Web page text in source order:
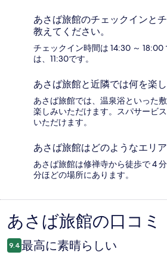
あさば旅館のチェックインと
教えてください。
チェックイン時間は 14:30 ～
は、11:30です。
あさば旅館と近隣では何を楽
あさば旅館では、温泉浴といった
楽しみいただけます。スパサービ
いただけます。
あさば旅館はどのようなエリ
あさば旅館は修禅寺から徒歩で 4
分ほどの場所にあります。
口
コ
あさば旅館の口コミ
9.4 最高に素晴らしい